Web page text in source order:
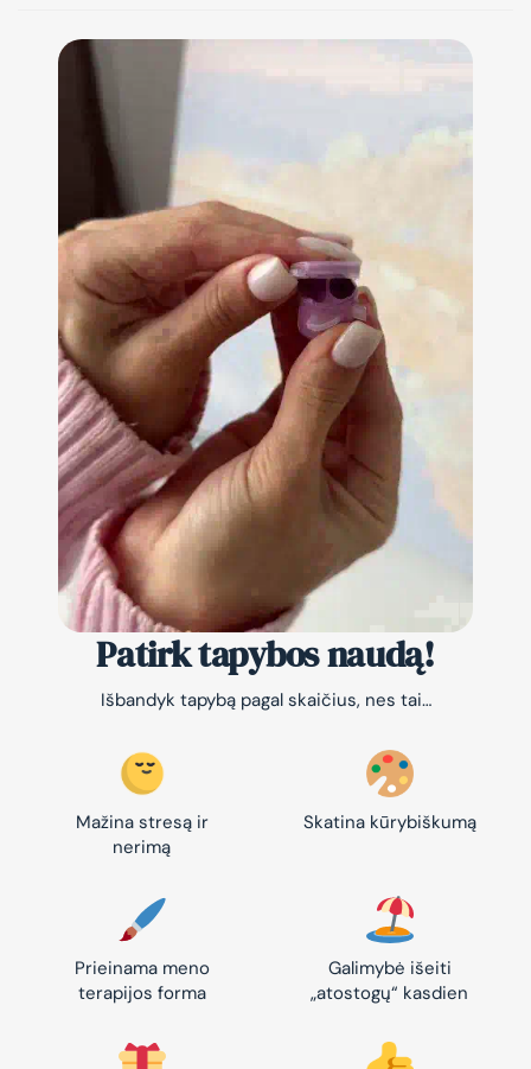
Patirk tapybos naudą!
Išbandyk tapybą pagal skaičius, nes tai…
Mažina stresą ir
nerimą
Skatina kūrybiškumą
Prieinama meno
terapijos forma
Galimybė išeiti
„atostogų“ kasdien